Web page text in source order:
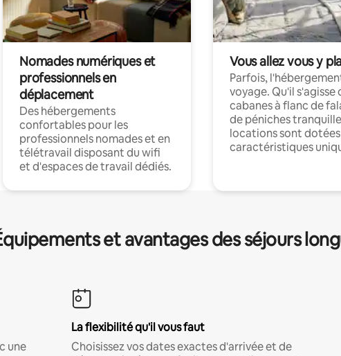
Nomades numériques et
professionnels en
déplacement
Des hébergements
confortables pour les
professionnels nomades et en
télétravail disposant du wifi
et d'espaces de travail dédiés.
Vous allez vous y
Parfois,
voyage. Qu'il s'agisse
cabanes à flanc de
de péniches
locations sont
caractéristiques
et avantages des séjours
une
La flexibilité qu'il vous faut
Choisissez vos dates exactes d'arrivée et de